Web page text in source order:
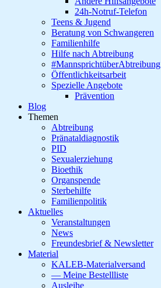
24h-Notruf-Telefon
Teens & Jugend
Beratung von Schwangeren
Familienhilfe
Hilfe nach Abtreibung
#MannsprichtüberAbtreibung
Öffentlichkeitsarbeit
Spezielle Angebote
Prävention
Blog
Themen
Abtreibung
Pränataldiagnostik
PID
Sexualerziehung
Bioethik
Organspende
Sterbehilfe
Familienpolitik
Aktuelles
Veranstaltungen
News
Freundesbrief & Newsletter
Material
KALEB-Materialversand
— Meine Bestellliste
Ausleihe